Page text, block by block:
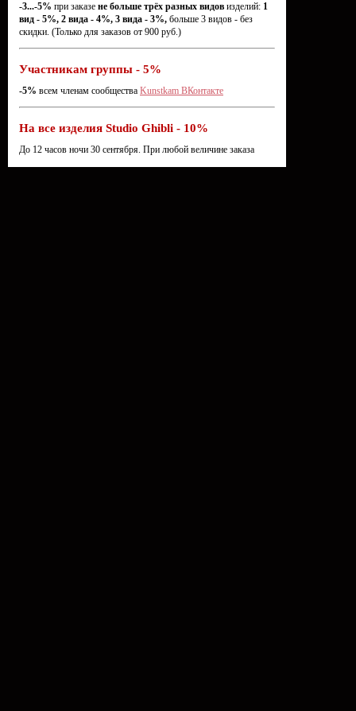
-3...-5% при заказе не больше трёх разных видов изделий: 1
вид - 5%, 2 вида - 4%, 3 вида - 3%, больше 3 видов - без
скидки. (Только для заказов от 900 руб.)
Участникам группы - 5%
-5% всем членам сообщества Kunstkam ВКонтакте
На все изделия Studio Ghibli - 10%
До 12 часов ночи 30 сентября. При любой величине заказа